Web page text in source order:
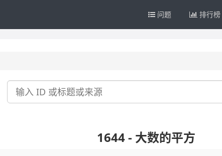
问题 排行榜
搜
1644 - 大数的平方